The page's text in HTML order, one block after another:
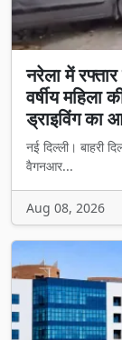
नरेला में
वर्षीय महिला
ड्राइविंग का
नई दिल्ली। बाहरी
वैगनआर...
Aug 08, 2026